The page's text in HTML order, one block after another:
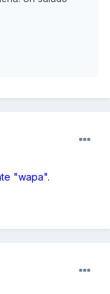
"wapa".